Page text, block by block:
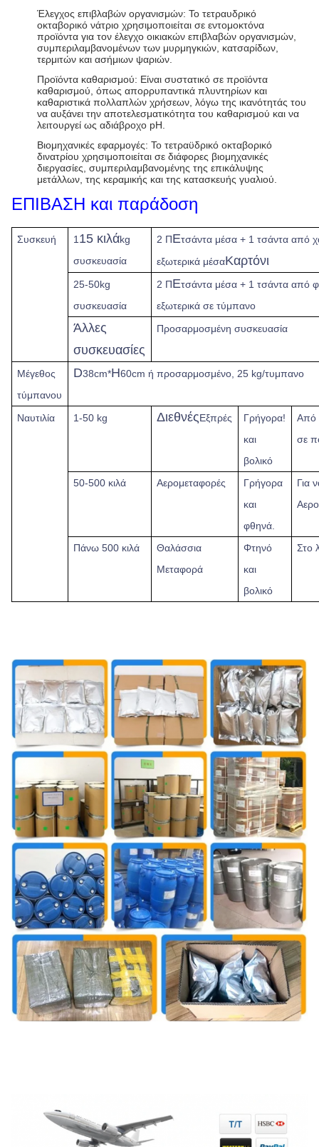
Έλεγχος επιβλαβών οργανισμών: Το τετραυδρικό
οκταβορικό νάτριο χρησιμοποιείται σε εντομοκτόνα
προϊόντα για τον έλεγχο οικιακών επιβλαβών οργανισμών,
συμπεριλαμβανομένων των μυρμηγκιών, κατσαρίδων,
τερμιτών και ασήμιων ψαριών.
Προϊόντα καθαρισμού: Είναι συστατικό σε προϊόντα
καθαρισμού, όπως απορρυπαντικά πλυντηρίων και
καθαριστικά πολλαπλών χρήσεων, λόγω της ικανότητάς του
να αυξάνει την αποτελεσματικότητα του καθαρισμού και να
λειτουργεί ως αδιάβροχο pH.
Βιομηχανικές εφαρμογές: Το τετραϋδρικό οκταβορικό
δινατρίου χρησιμοποιείται σε διάφορες βιομηχανικές
διεργασίες, συμπεριλαμβανομένης της επικάλυψης
μετάλλων, της κεραμικής και της κατασκευής γυαλιού.
ΕΠΙΒΑΣΗ και παράδοση
Συσκευή 1 15 κιλάkg
συσκευασία
2 ΠΕτσάντα μέσα + 1 τσάντα από
εξωτερικά μέσαΚαρτόνι
25-50kg
συσκευασία
2 ΠΕτσάντα μέσα + 1 τσάντα από
εξωτερικά σε τύμπανο
Άλλες
συσκευασίες
Προσαρμοσμένη συσκευασία
Μέγεθος
τύμπανου
D38cm*H60cm ή προσαρμοσμένο, 25 kg/τυμπανο
Ναυτιλία 1-50 kg ΔιεθνέςΕξπρές
Γρήγορα!
και
βολικό
Από
σε
50-500 κιλά Αερομεταφορές
Γρήγορα
και
φθηνά.
Για
Πάνω 500 κιλά
Θαλάσσια
Μεταφορά
Φτηνό
και
βολικό
Στο